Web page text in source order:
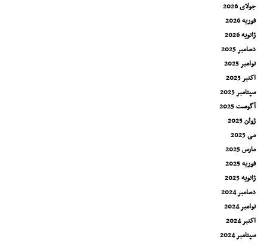
جولای 2026
فوریه 2026
ژانویه 2026
دسامبر 2025
نوامبر 2025
اکتبر 2025
سپتامبر 2025
آگوست 2025
ژوئن 2025
می 2025
مارس 2025
فوریه 2025
ژانویه 2025
دسامبر 2024
نوامبر 2024
اکتبر 2024
سپتامبر 2024